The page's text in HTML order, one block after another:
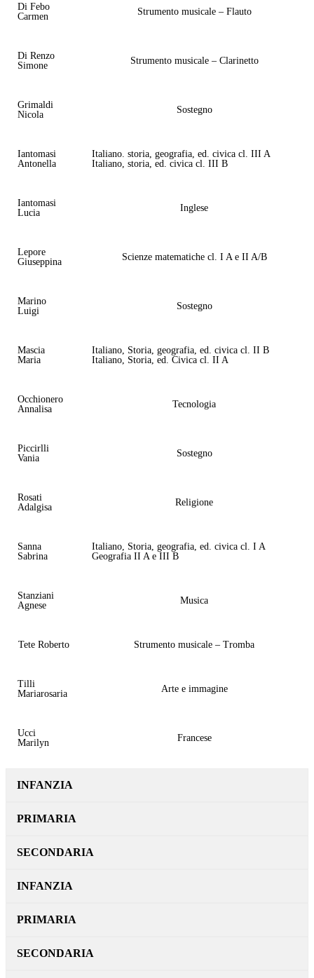
Di Febo
Carmen
Strumento musicale – Flauto
Di Renzo
Simone
Strumento musicale – Clarinetto
Grimaldi
Nicola
Sostegno
Iantomasi
Antonella
Italiano. storia, geografia, ed. civica cl. III A
Italiano, storia, ed. civica cl. III B
Iantomasi
Lucia
Inglese
Lepore
Giuseppina
Scienze matematiche cl. I A e II A/B
Marino
Luigi
Sostegno
Mascia
Maria
Italiano, Storia, geografia, ed. civica cl. II B
Italiano, Storia, ed. Civica cl. II A
Occhionero
Annalisa
Tecnologia
Piccirlli
Vania
Sostegno
Rosati
Adalgisa
Religione
Sanna
Sabrina
Italiano, Storia, geografia, ed. civica cl. I A
Geografia II A e III B
Stanziani
Agnese
Musica
Tete Roberto Strumento musicale – Tromba
Tilli
Mariarosaria
Arte e immagine
Ucci
Marilyn
Francese
INFANZIA
PRIMARIA
SECONDARIA
INFANZIA
PRIMARIA
SECONDARIA